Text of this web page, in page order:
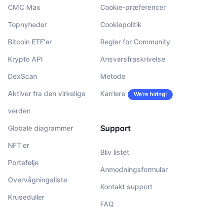
CMC Max
Topnyheder
Bitcoin ETF'er
Krypto API
DexScan
Aktiver fra den virkelige
verden
Globale diagrammer
NFT'er
Portefølje
Overvågningsliste
Kruseduller
Cookie-præferencer
Cookiepolitik
Regler for Community
Ansvarsfraskrivelse
Metode
Karriere We’re hiring!
Support
Bliv listet
Anmodningsformular
Kontakt support
FAQ